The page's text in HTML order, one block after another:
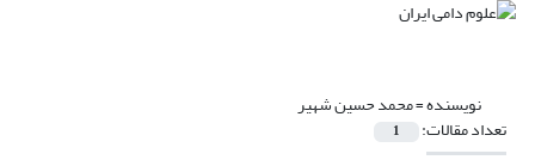
نویسنده =محمد حسین شهیر
تعداد مقالات: 1